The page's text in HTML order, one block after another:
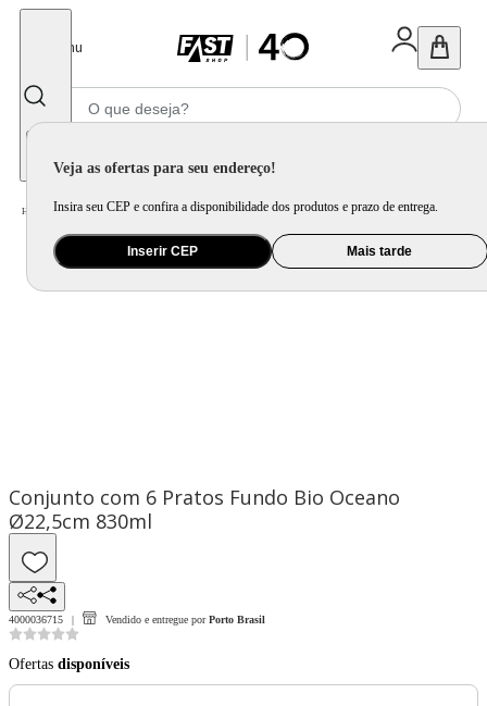
Menu
Veja as ofertas para seu endereço!
Insira seu CEP e confira a disponibilidade dos produtos e prazo de entrega.
Inserir CEP Mais tarde
Home Utilidade Doméstica Mesa / Aparelho de Jantar e Prato Avulso
Conjunto com 6 Pratos Fundo Bio Oceano
Ø22,5cm 830ml
4000036715 Vendido e entregue por Porto Brasil
Ofertas disponíveis